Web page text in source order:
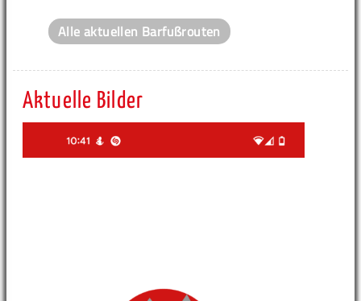
Alle aktuellen Barfußrouten
Aktuelle Bilder